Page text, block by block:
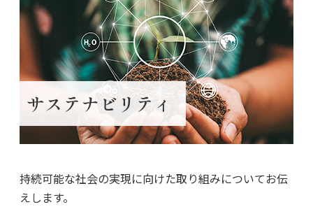
サステナビリティ
持続可能な社会の実現に向けた取り組みについてお伝
えします。